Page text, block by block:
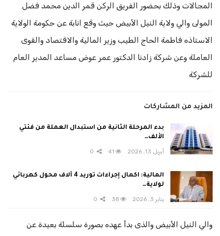
المجالات وذلك بحضور الفريق الركن قمر الدين محمد فضل
المولى والي ولاية النيل الأبيض حيث وقع انابة عن حكومة الولاية
الاستاذه فاطمة الحاج الطيب وزير المالية والاقتصاد والقوى
العاملة وعن شركة زادنا الدكتور عمر عوض مساعد المدير العام
للشركة
المزيد من المشاركات
بدء المرحلة الثانية من استبدال العملة من فئتي
الألف…
أبريل 13, 2026 41
المالية: اكمال إجراءات توريد 4 آلاف محول كهربائي
لولاية…
يناير 3, 2026 38
والي النيل الأبيض والذى بدأ عهده بصورة سلسلة بعيدة عن